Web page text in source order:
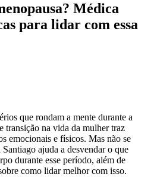
Médica
para lidar com essa
que rondam a mente durante a
transição na vida da mulher traz
emocionais e físicos. Mas não se
ajuda a desvendar o que
durante esse período, além de
como lidar melhor com isso.